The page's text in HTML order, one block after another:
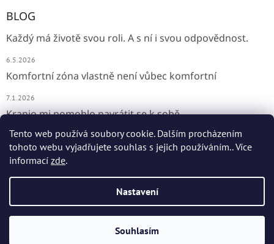
Tento web používá soubory cookie. Dalším procházením
tohoto webu vyjadřujete souhlas s jejich používáním.. Více
informací zde.
Nastavení
Souhlasím
BLOG
Každý má životě svou roli. A s ní i svou odpovědnost.
6.5.2026
Komfortní zóna vlastně není vůbec komfortní
7.1.2026
Kranio mi pomohlo navrátit se k sobě
31.10.2024
Copyright 20263K Sylva spojuje Kranio-Konstelace-Kineziologii.
Všechna práva vyhrazena.